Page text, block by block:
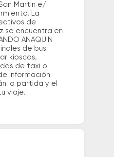
Martin e/
La
de
se encuentra en
ANAQUIN
de bus
kioscos,
de taxi o
información
la partida y el
viaje.